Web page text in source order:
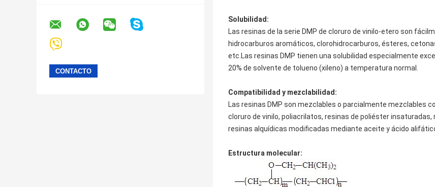
Solubilidad:
Las resinas de la serie DMP de cloruro de vinilo-etero son
hidrocarburos aromáticos, clorohidrocarburos, ésteres,
etc.Las resinas DMP tienen una solubilidad especialmente
20% de solvente de tolueno (xileno) a temperatura normal.
Compatibilidad y mezclabilidad:
Las resinas DMP son mezclables o parcialmente mezclables
cloruro de vinilo, poliacrilatos, resinas de poliéster
resinas alquídicas modificadas mediante aceite y ácido
Estructura molecular: